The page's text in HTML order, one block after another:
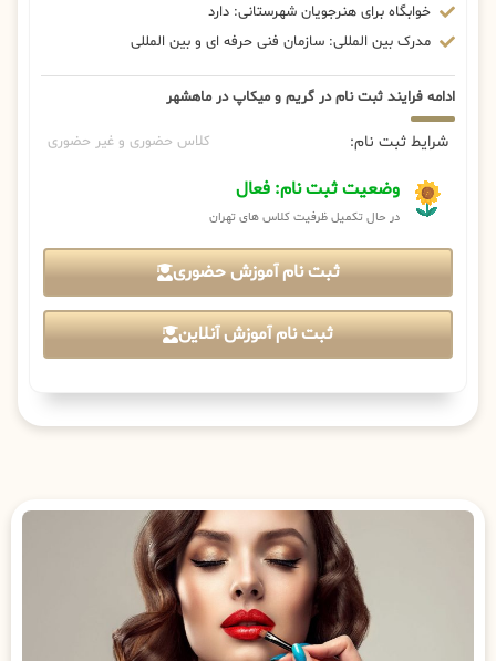
خوابگاه برای هنرجویان شهرستانی: دارد
مدرک بین المللی: سازمان فنی حرفه ای و بین المللی
ادامه فرایند ثبت نام در گریم و میکاپ در ماهشهر
شرایط ثبت نام: کلاس حضوری و غیر حضوری
وضعیت ثبت نام: فعال
در حال تکمیل ظرفیت کلاس های تهران
ثبت نام آموزش حضوری
ثبت نام آموزش آنلاین